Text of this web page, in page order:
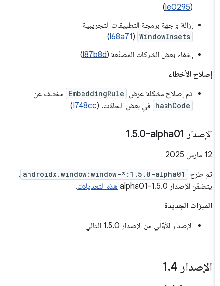
Ie0295
)
إزالة واجهة برمجة التطبيقات التجريبية
WindowInsets
(
I68a71
)
إخفاء بعض الشركات المصنِّعة (I87b8d
)
إصلاح الأخطاء
تم إصلاح مشكلة عرض EmbeddingRule مختلف عن
hashCode في بعض الحالات. (I748cc
)
الإصدار ‎1 .5.0-alpha01
‫12 مارس 2025
تم طرح androidx.window:window-*:1.5.0-alpha01
.
يتضمّن الإصدار 1.5.0-alpha01
هذه التعديلات.
الميزات الجديدة
الإصدار الأوّلي من الإصدار 1.5.0 التالي
الإصدار 1 .4